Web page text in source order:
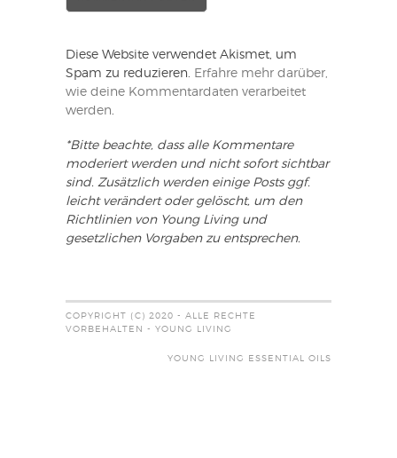
Diese Website verwendet Akismet, um
Spam zu reduzieren.
Erfahre mehr darüber,
wie deine Kommentardaten verarbeitet
werden
*Bitte beachte, dass alle Kommentare
moderiert werden und nicht sofort sichtbar
sind. Zusätzlich werden einige Posts ggf.
leicht verändert oder gelöscht, um den
Richtlinien von Young Living und
gesetzlichen Vorgaben zu entsprechen.
COPYRIGHT (C) 2020 - ALLE RECHTE
VORBEHALTEN - YOUNG LIVING
YOUNG LIVING ESSENTIAL OILS